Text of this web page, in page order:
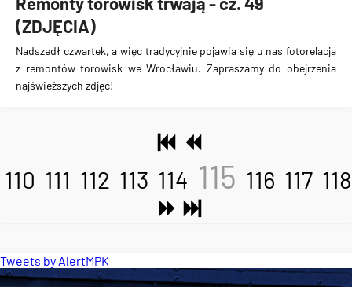
(ZDJĘCIA)
Nadszedł czwartek, a więc tradycyjnie pojawia się u nas fotorelacja
z remontów torowisk we Wrocławiu. Zapraszamy do obejrzenia
najświeższych zdjęć!
110 111 112 113 114 115 116 117 118
Tweets by AlertMPK